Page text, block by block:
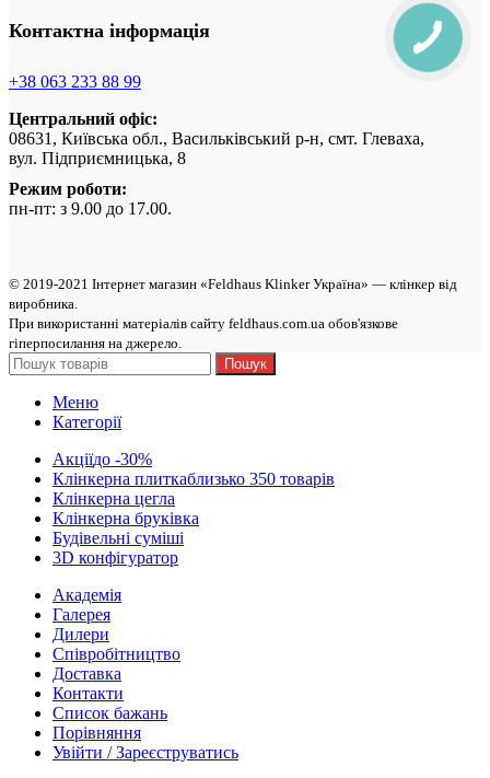
Контактна інформація
+38 063 233 88 99
Центральний офіс:
08631, Київська обл., Васильківський р-н, смт. Глеваха,
вул. Підприємницька, 8
Режим роботи:
пн-пт: з 9.00 до 17.00.
© 2019-2021 Інтернет магазин «Feldhaus Klinker Україна» — клінкер від
виробникa.
При використанні матеріалів сайту feldhaus.com.ua обов'язкове
гіперпосилання на джерело.
Пошук
Меню
Категорії
Акціїдо -30%
Клінкерна плиткаблизько 350 товарів
Клінкерна цегла
Клінкерна бруківка
Будівельні суміші
3D конфігуратор
Академія
Галерея
Дилери
Cпівробітництво
Доставка
Контакти
Список бажань
Порівняння
Увійти / Зареєструватись